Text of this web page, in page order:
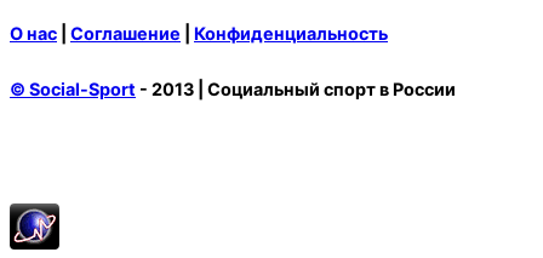
О нас Соглашение Конфиденциальность
© Social-Sport - 2013 | Социальный спорт в России